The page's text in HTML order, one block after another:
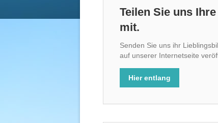
Teilen Sie uns
mit.
Senden Sie uns ihr
auf unserer Internetseite
Hier entlang